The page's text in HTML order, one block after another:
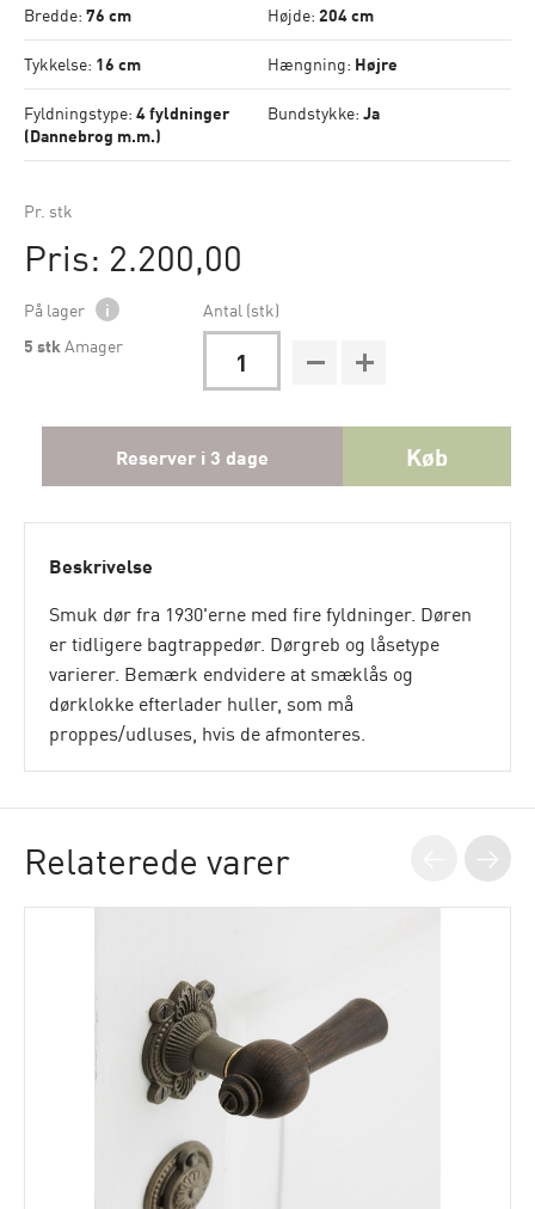
Bredde: 76 cm Højde: 204 cm
Tykkelse: 16 cm Hængning: Højre
Fyldningstype: 4 fyldninger
(Dannebrog m.m.)
Bundstykke: Ja
Pr. stk
Pris: 2.200,00
På lager
i
5 stk Amager
Antal (stk)
Reserver i 3 dage Køb
Beskrivelse
Smuk dør fra 1930'erne med fire fyldninger. Døren
er tidligere bagtrappedør. Dørgreb og låsetype
varierer. Bemærk endvidere at smæklås og
dørklokke efterlader huller, som må
proppes/udluses, hvis de afmonteres.
Relaterede varer